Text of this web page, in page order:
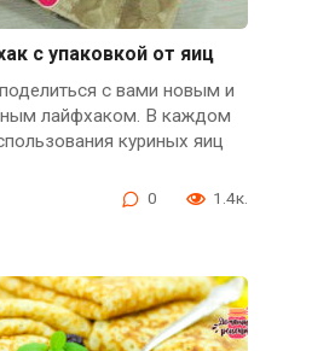
с упаковкой от яиц
с вами новым и
лайфхаком. В каждом
куриных яиц
0 1.4к.